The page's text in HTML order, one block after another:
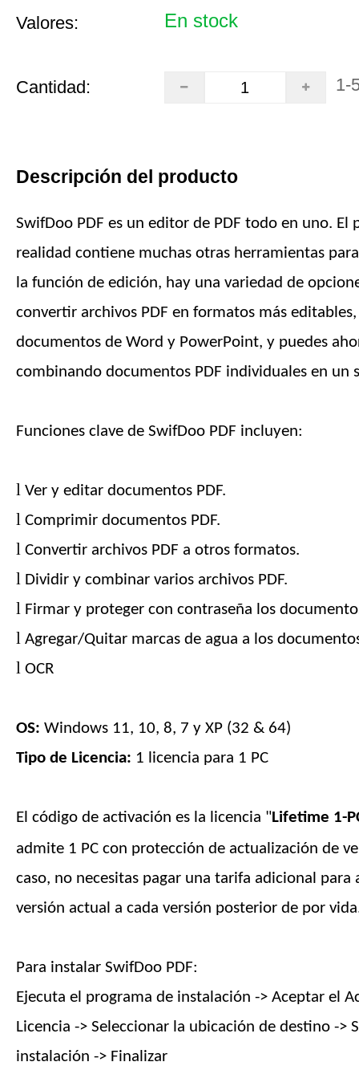
Valores: En stock
Cantidad: 1-
Descripción del producto
SwifDoo PDF es un editor de PDF todo en uno. El
realidad contiene muchas otras herramientas
la función de edición, hay una variedad de
convertir archivos PDF en formatos más
documentos de Word y PowerPoint, y puedes
combinando documentos PDF individuales en un
Funciones clave de SwifDoo PDF incluyen:
l Ver y editar documentos PDF.
l Comprimir documentos PDF.
l Convertir archivos PDF a otros formatos.
l Dividir y combinar varios archivos PDF.
l Firmar y proteger con contraseña los
l Agregar/Quitar marcas de agua a los
l OCR
OS: Windows 11, 10, 8, 7 y XP (32 & 64)
Tipo de Licencia: 1 licencia para 1 PC
El código de activación es la licencia "Lifetime 1-
admite 1 PC con protección de actualización de
caso, no necesitas pagar una tarifa adicional para
versión actual a cada versión posterior de por vida
Para instalar SwifDoo PDF:
Ejecuta el programa de instalación -> Aceptar el
Licencia -> Seleccionar la ubicación de destino ->
instalación -> Finalizar